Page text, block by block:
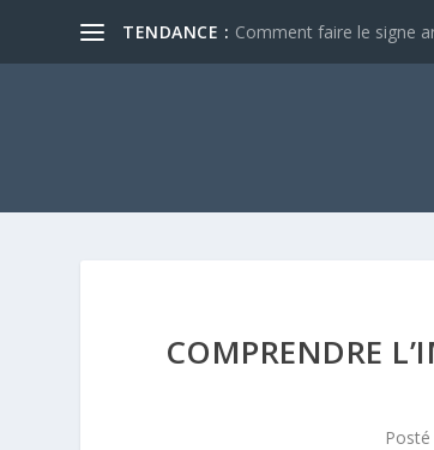
TENDANCE : Comment faire le signe
COMPRENDRE